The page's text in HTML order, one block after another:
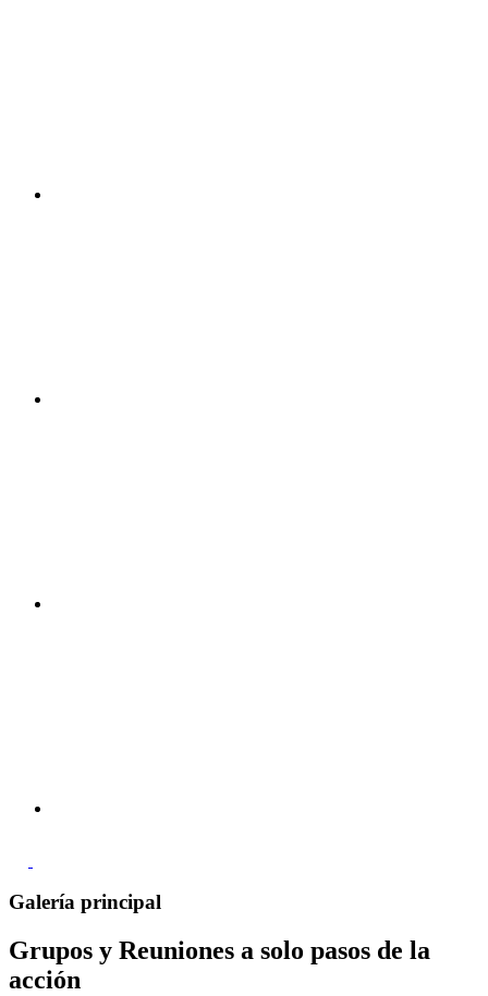
Galería principal
Grupos y Reuniones a solo pasos de la
acción